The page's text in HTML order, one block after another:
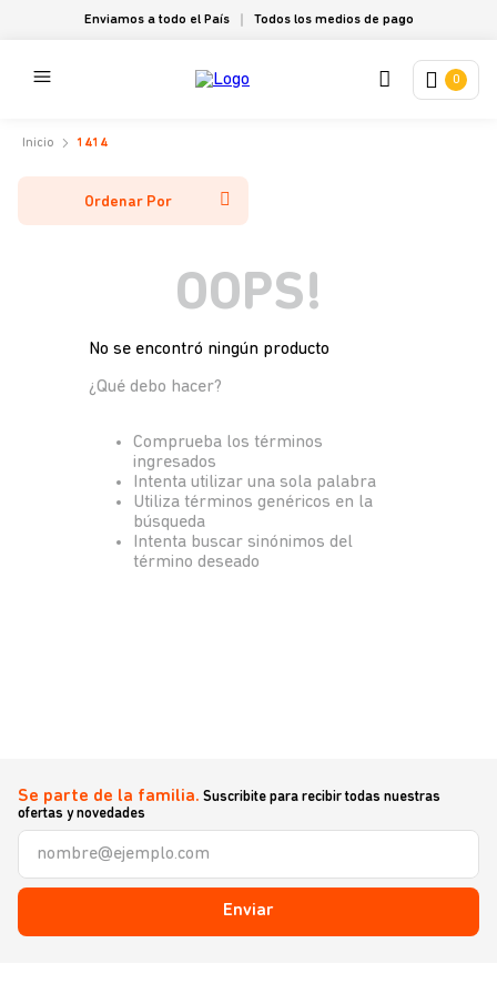
Enviamos a todo el País Todos los medios de pago
0
1414
Ordenar Por
OOPS!
No se encontró ningún producto
¿Qué debo hacer?
Comprueba los términos
ingresados
Intenta utilizar una sola palabra
Utiliza términos genéricos en la
búsqueda
Intenta buscar sinónimos del
término deseado
Se parte de la familia. Suscribite para recibir todas nuestras
ofertas y novedades
Enviar